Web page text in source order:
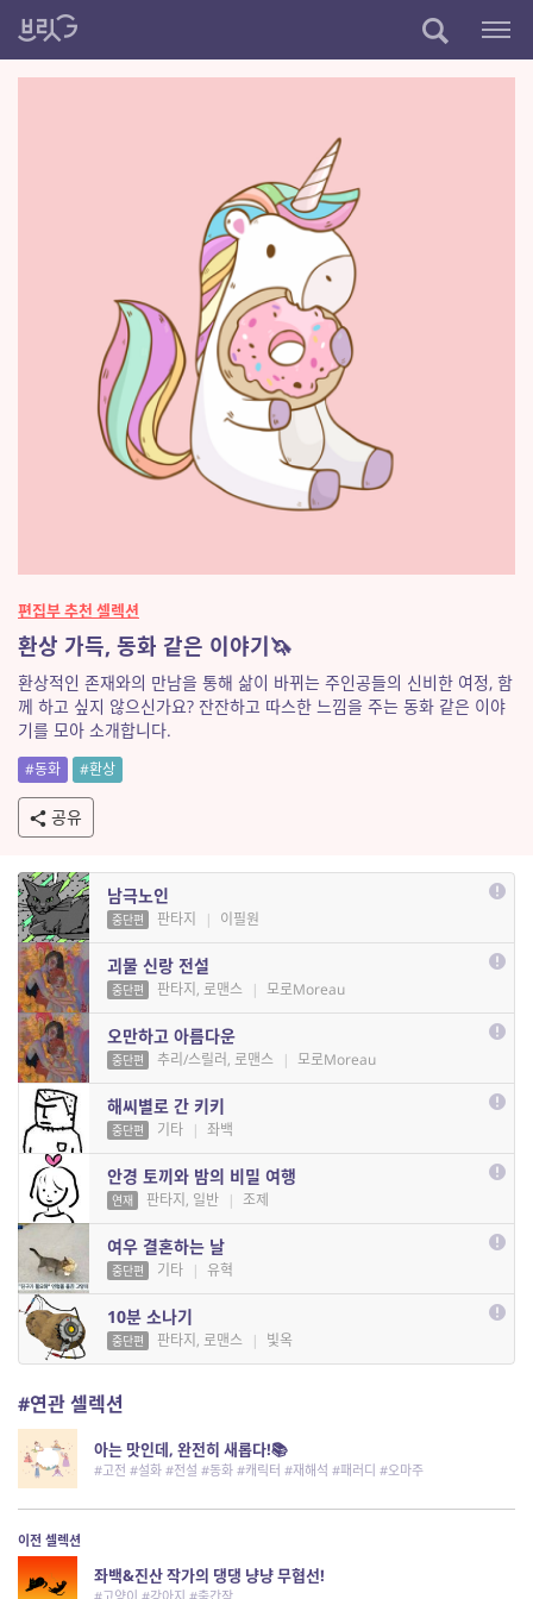
편집부 추천 셀렉션
환상 가득, 동화 같은 이야기🦄
환상적인 존재와의 만남을 통해 삶이 바뀌는 주인공들의 신비한 여정, 함
께 하고 싶지 않으신가요? 잔잔하고 따스한 느낌을 주는 동화 같은 이야
기를 모아 소개합니다.
#동화 #환상
공유
남극노인
중단편 판타지 | 이필원
괴물 신랑 전설
중단편 판타지, 로맨스 | 모로Moreau
오만하고 아름다운
중단편 추리/스릴러, 로맨스 | 모로Moreau
해씨별로 간 키키
중단편 기타 | 좌백
안경 토끼와 밤의 비밀 여행
연재 판타지, 일반 | 조제
여우 결혼하는 날
중단편 기타 | 유혁
10분 소나기
중단편 판타지, 로맨스 | 빛옥
#연관 셀렉션
아는 맛인데, 완전히 새롭다!📚
#고전 #설화 #전설 #동화 #캐릭터 #재해석 #패러디 #오마주
이전 셀렉션
좌백&진산 작가의 댕댕 냥냥 무협선!